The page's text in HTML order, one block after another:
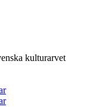
kulturarvet